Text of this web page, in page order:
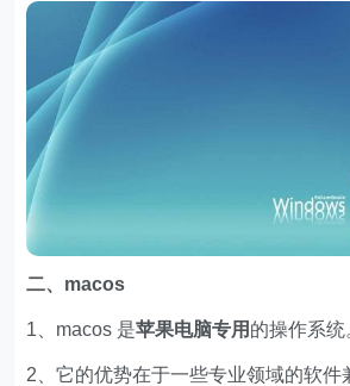
二、macos
1、macos 是苹果电脑专用 的操作系统
2、它的优势在于一些专业领域的软件